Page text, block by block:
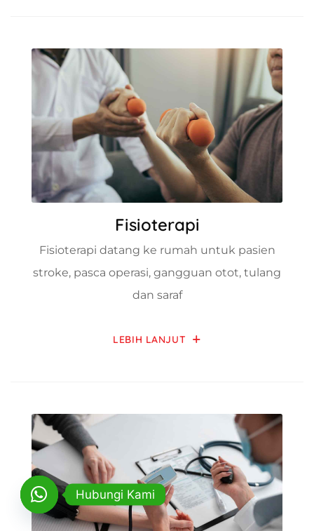
Fisioterapi
Fisioterapi datang ke rumah untuk pasien
stroke, pasca operasi, gangguan otot, tulang
dan saraf
LEBIH LANJUT
Hubungi Kami
OPEN CHATY